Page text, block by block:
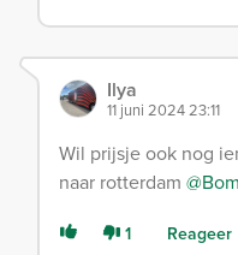
Ilya
11 juni 2024 23:11
Wil prijsje ook nog
naar rotterdam
1 Reageer